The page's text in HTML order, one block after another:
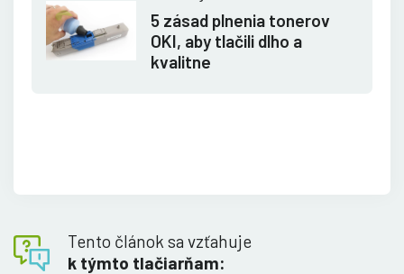
5 zásad plnenia tonerov
OKI, aby tlačili dlho a
kvalitne
Tento článok sa vzťahuje
k týmto tlačiarňam: